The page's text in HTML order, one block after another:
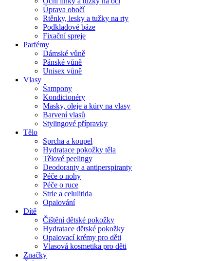
Úprava obočí
Rtěnky, lesky a tužky na rty
Podkladové báze
Fixační spreje
Parfémy
Dámské vůně
Pánské vůně
Unisex vůně
Vlasy
Šampony
Kondicionéry
Masky, oleje a kúry na vlasy
Barvení vlasů
Stylingové přípravky
Tělo
Sprcha a koupel
Hydratace pokožky těla
Tělové peelingy
Deodoranty a antiperspiranty
Péče o nohy
Péče o ruce
Strie a celulitida
Opalování
Dítě
Čištění dětské pokožky
Hydratace dětské pokožky
Opalovací krémy pro děti
Vlasová kosmetika pro děti
Značky